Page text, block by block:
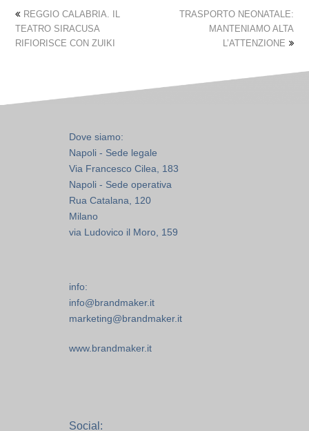
REGGIO CALABRIA. IL
TEATRO SIRACUSA
RIFIORISCE CON ZUIKI
TRASPORTO NEONATALE:
MANTENIAMO ALTA
L’ATTENZIONE
Dove siamo:
Napoli - Sede legale
Via Francesco Cilea, 183
Napoli - Sede operativa
Rua Catalana, 120
Milano
via Ludovico il Moro, 159
info:
info@brandmaker.it
marketing@brandmaker.it
www.brandmaker.it
Social: